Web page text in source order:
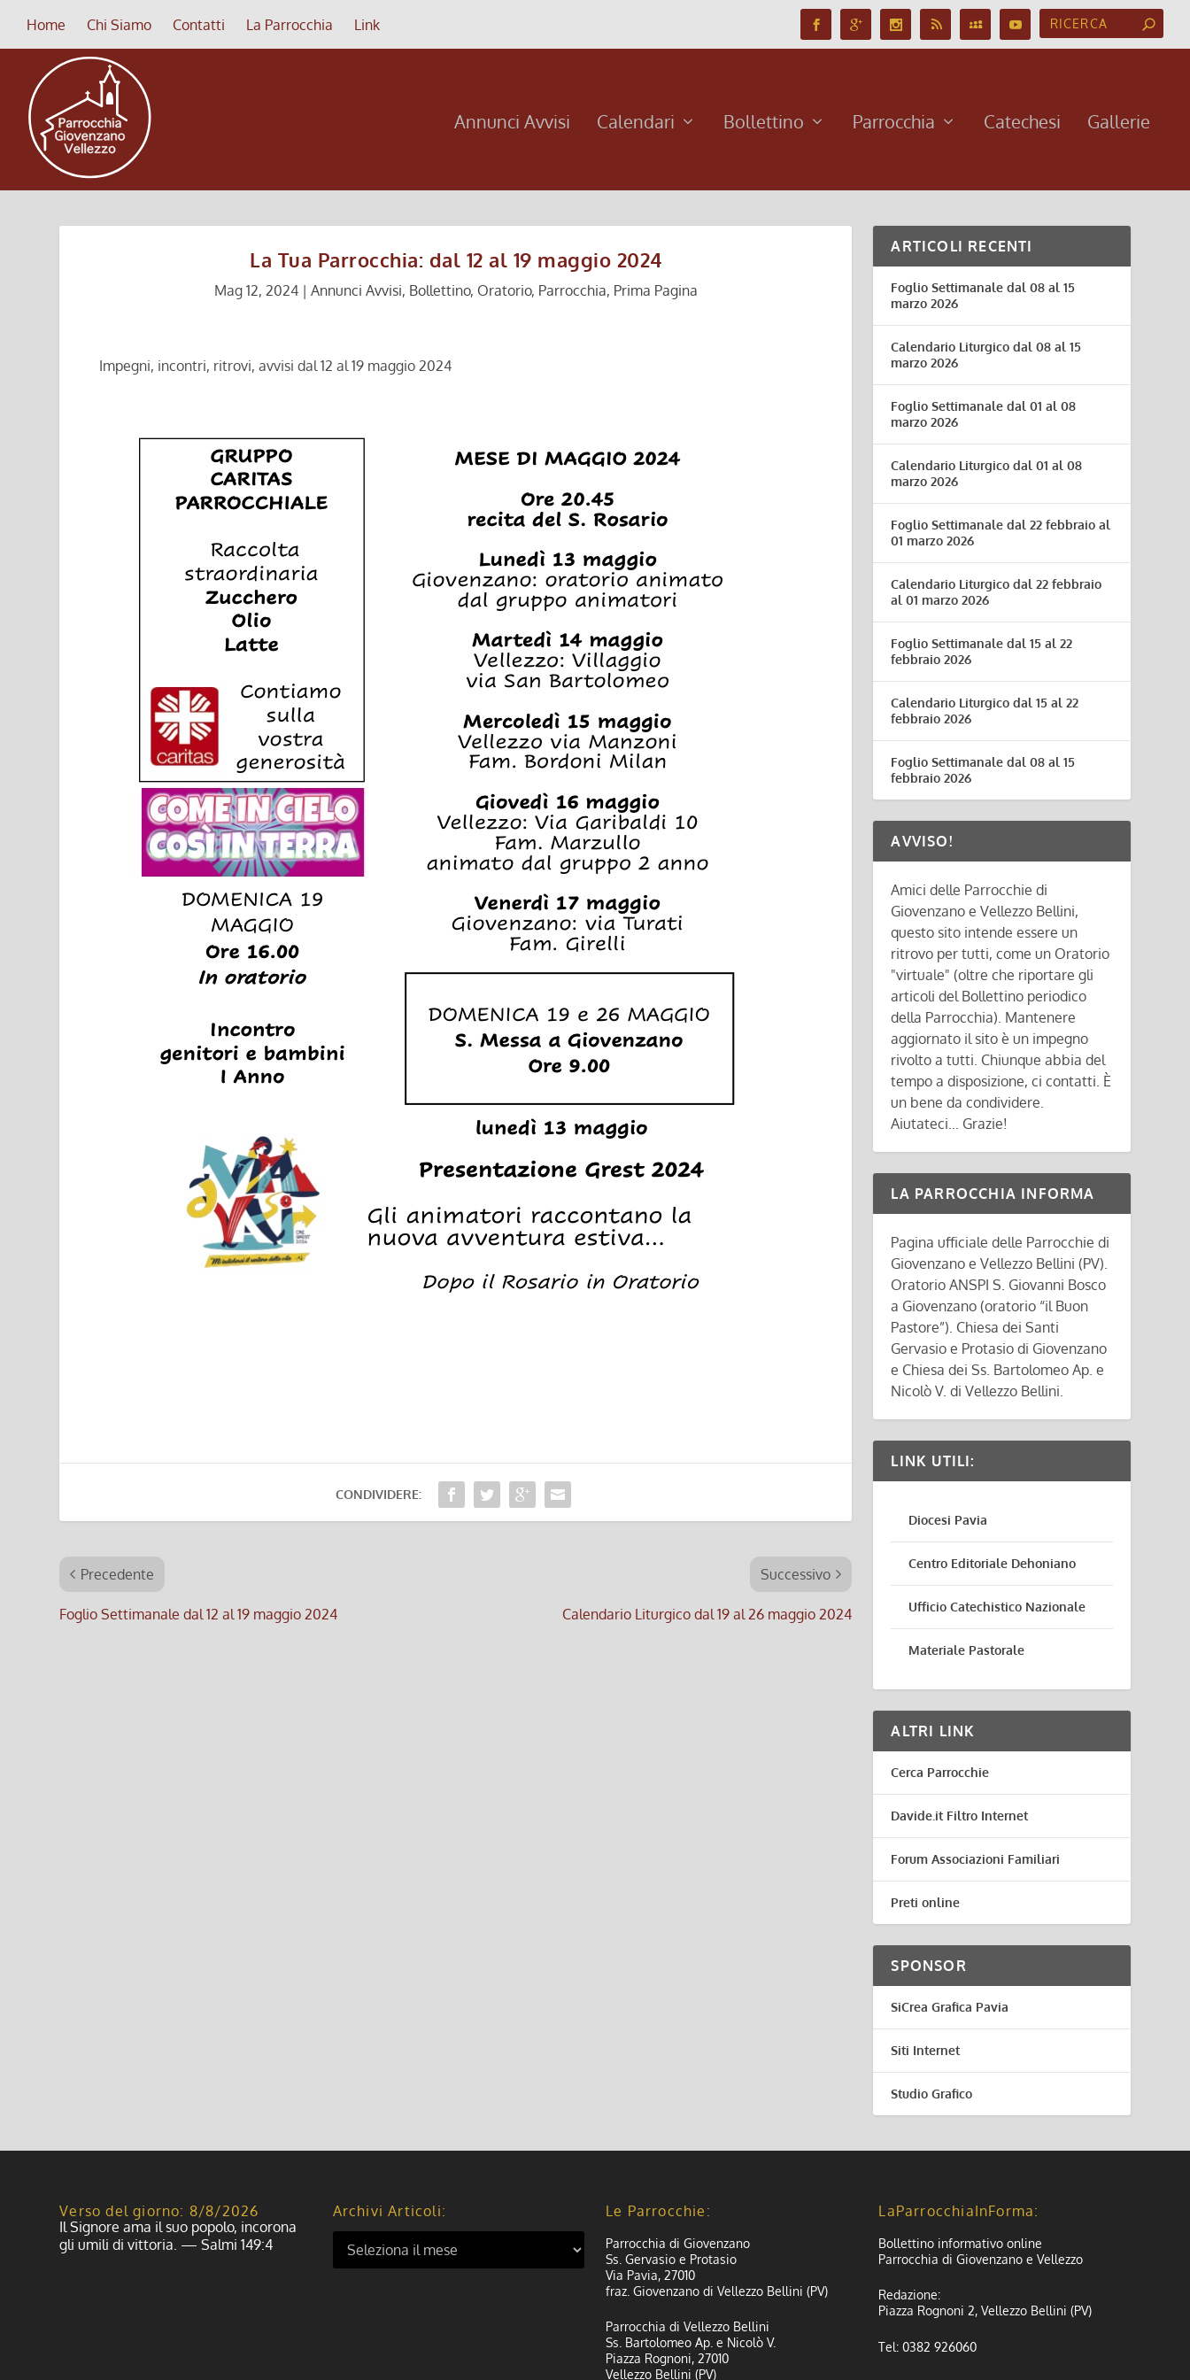
Home Chi Siamo Contatti La Parrocchia Link
Annunci Avvisi Calendari Bollettino Parrocchia Catechesi Gallerie
La Tua Parrocchia: dal 12 al 19 maggio 2024
Mag 12, 2024| Annunci Avvisi, Bollettino, Oratorio, Parrocchia, Prima Pagina
Impegni, incontri, ritrovi, avvisi dal 12 al 19 maggio 2024
CONDIVIDERE:
Precedente
Foglio Settimanale dal 12 al 19 maggio 2024
Successivo
Calendario Liturgico dal 19 al 26 maggio 2024
ARTICOLI RECENTI
Foglio Settimanale dal 08 al 15
marzo 2026
Calendario Liturgico dal 08 al 15
marzo 2026
Foglio Settimanale dal 01 al 08
marzo 2026
Calendario Liturgico dal 01 al 08
marzo 2026
Foglio Settimanale dal 22 febbraio al
01 marzo 2026
Calendario Liturgico dal 22 febbraio
al 01 marzo 2026
Foglio Settimanale dal 15 al 22
febbraio 2026
Calendario Liturgico dal 15 al 22
febbraio 2026
Foglio Settimanale dal 08 al 15
febbraio 2026
AVVISO!
Amici delle Parrocchie di
Giovenzano e Vellezzo Bellini,
questo sito intende essere un
ritrovo per tutti, come un Oratorio
"virtuale" (oltre che riportare gli
articoli del Bollettino periodico
della Parrocchia). Mantenere
aggiornato il sito è un impegno
rivolto a tutti. Chiunque abbia del
tempo a disposizione, ci contatti. È
un bene da condividere.
Aiutateci... Grazie!
LA PARROCCHIA INFORMA
Pagina ufficiale delle Parrocchie di
Giovenzano e Vellezzo Bellini (PV).
Oratorio ANSPI S. Giovanni Bosco
a Giovenzano (oratorio “il Buon
Pastore”). Chiesa dei Santi
Gervasio e Protasio di Giovenzano
e Chiesa dei Ss. Bartolomeo Ap. e
Nicolò V. di Vellezzo Bellini.
LINK UTILI:
Diocesi Pavia
Centro Editoriale Dehoniano
Ufficio Catechistico Nazionale
Materiale Pastorale
ALTRI LINK
Cerca Parrocchie
Davide.it Filtro Internet
Forum Associazioni Familiari
Preti online
SPONSOR
SiCrea Grafica Pavia
Siti Internet
Studio Grafico
Verso del giorno: 8/8/2026
Il Signore ama il suo popolo, incorona
gli umili di vittoria. — Salmi 149:4
Archivi Articoli: Le Parrocchie:
Parrocchia di Giovenzano
Ss. Gervasio e Protasio
Via Pavia, 27010
fraz. Giovenzano di Vellezzo Bellini (PV)
Parrocchia di Vellezzo Bellini
Ss. Bartolomeo Ap. e Nicolò V.
Piazza Rognoni, 27010
Vellezzo Bellini (PV)
LaParrocchiaInForma:
Bollettino informativo online
Parrocchia di Giovenzano e Vellezzo
Redazione:
Piazza Rognoni 2, Vellezzo Bellini (PV)
Tel: 0382 926060